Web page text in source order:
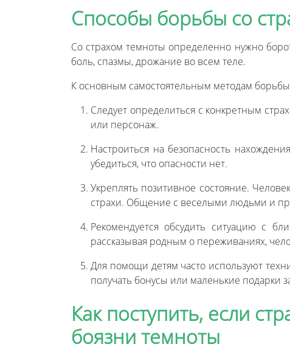
Способы борьбы со
Со страхом темноты определенно нужно
боль, спазмы, дрожание во всем теле.
К основным самостоятельным методам
Следует определиться с конкретным
или персонаж.
Настроиться на безопасность
убедиться, что опасности нет.
Укреплять позитивное состояние.
страхи. Общение с веселыми людьми и
Рекомендуется обсудить ситуацию с
рассказывая родным о переживаниях,
Для помощи детям часто используют
получать бонусы или маленькие подарки
Как поступить, если
боязни темноты